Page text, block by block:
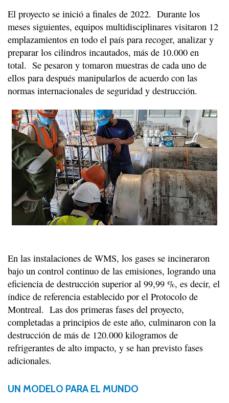
El proyecto se inició a finales de 2022. Durante los
meses siguientes, equipos multidisciplinares visitaron 12
emplazamientos en todo el país para recoger, analizar y
preparar los cilindros incautados, más de 10.000 en
total. Se pesaron y tomaron muestras de cada uno de
ellos para después manipularlos de acuerdo con las
normas internacionales de seguridad y destrucción.
En las instalaciones de WMS, los gases se incineraron
bajo un control continuo de las emisiones, logrando una
eficiencia de destrucción superior al 99,99 %, es decir, el
índice de referencia establecido por el Protocolo de
Montreal. Las dos primeras fases del proyecto,
completadas a principios de este año, culminaron con la
destrucción de más de 120.000 kilogramos de
refrigerantes de alto impacto, y se han previsto fases
adicionales.
UN MODELO PARA EL MUNDO